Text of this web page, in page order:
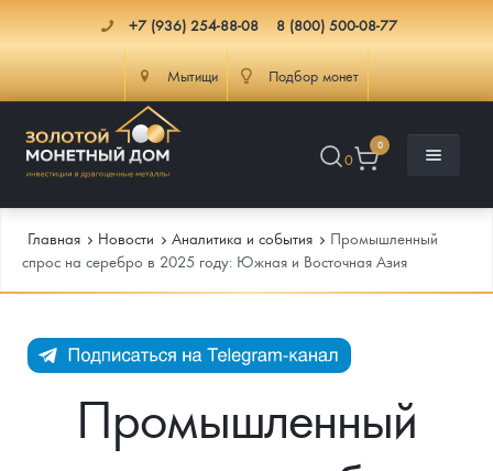
+7 (936) 254-88-08 8 (800) 500-08-77
Мытищи Подбор монет
0
0
Каталог Монет
Инвестиционные монеты
Инфо
Как сделать заказ
Главная Новости Аналитика и события
Промышленный
спрос на серебро в 2025 году: Южная и Восточная Азия
Промышленный